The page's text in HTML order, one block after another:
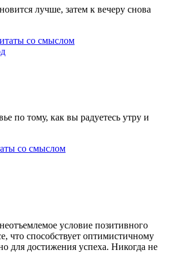
лучше, затем к вечеру снова
со смыслом
по тому, как вы радуетесь утру и
со смыслом
условие позитивного
что способствует оптимистичному
достижения успеха. Никогда не